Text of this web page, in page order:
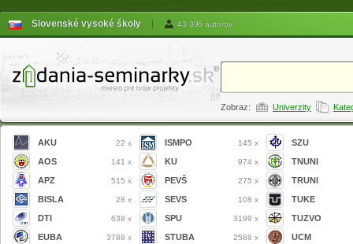
Slovenské vysoké školy | 43 396 autorov
Zobraz: Univerzity
AKU 22 x
AOS 141 x
APZ 515 x
BISLA 28 x
DTI 638 x
EUBA 3788 x
ISMPO 145 x
KU 974 x
PEVŠ 275 x
SEVS 108 x
SPU 3199 x
STUBA 2588 x
SZU
TNUNI
TRUNI
TUKE
TUZVO
UCM